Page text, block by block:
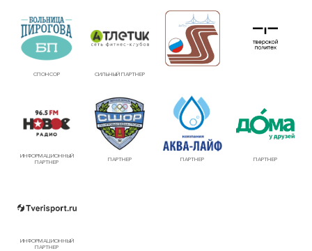
СПОНСОР СИЛЬНЫЙ ПАРТНЕР
ИНФОРМАЦИОННЫЙ
ПАРТНЕР
ПАРТНЕР ПАРТНЕР ПАРТНЕР
ИНФОРМАЦИОННЫЙ
ПАРТНЕР